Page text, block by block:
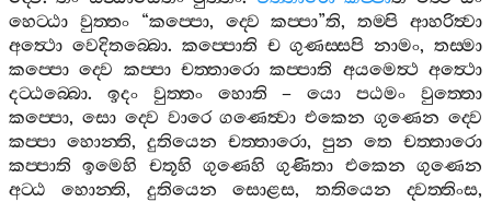
හෙට‍්ඨා වුත‍්තං“කප‍්පො, ද‍්වෙ කප‍්පා”ති,තම‍්පි ආහරිත්‍වා
අත්‍ථො වෙදිතබ‍්බො. කප‍්පොති ච ගුණස‍්සපි නාමං,තස‍්මා
කප‍්පො ද‍්වෙ කප‍්පා චත‍්තාරො කප‍්පාති අයමෙත්‍ථ අත්‍ථො
දට‍්ඨබ‍්බො. ඉදං වුත‍්තං හොති –යො පඨමං
වුත‍්තො
කප‍්පො, සො ද‍්වෙ වාරෙ ගණෙත්‍වා එකෙන ගුණෙන ද‍්වෙ
කප‍්පා හොන‍්ති, දුතියෙන චත‍්තාරො, පුන තෙ චත‍්තාරො
කප‍්පාති ඉමෙහි චතූහි ගුණෙහි ගුණිතා එකෙන ගුණෙන
අට‍්ඨ
හොන‍්ති, දුතියෙන සොළස, තතියෙන ද‍්වත‍්තිංස,